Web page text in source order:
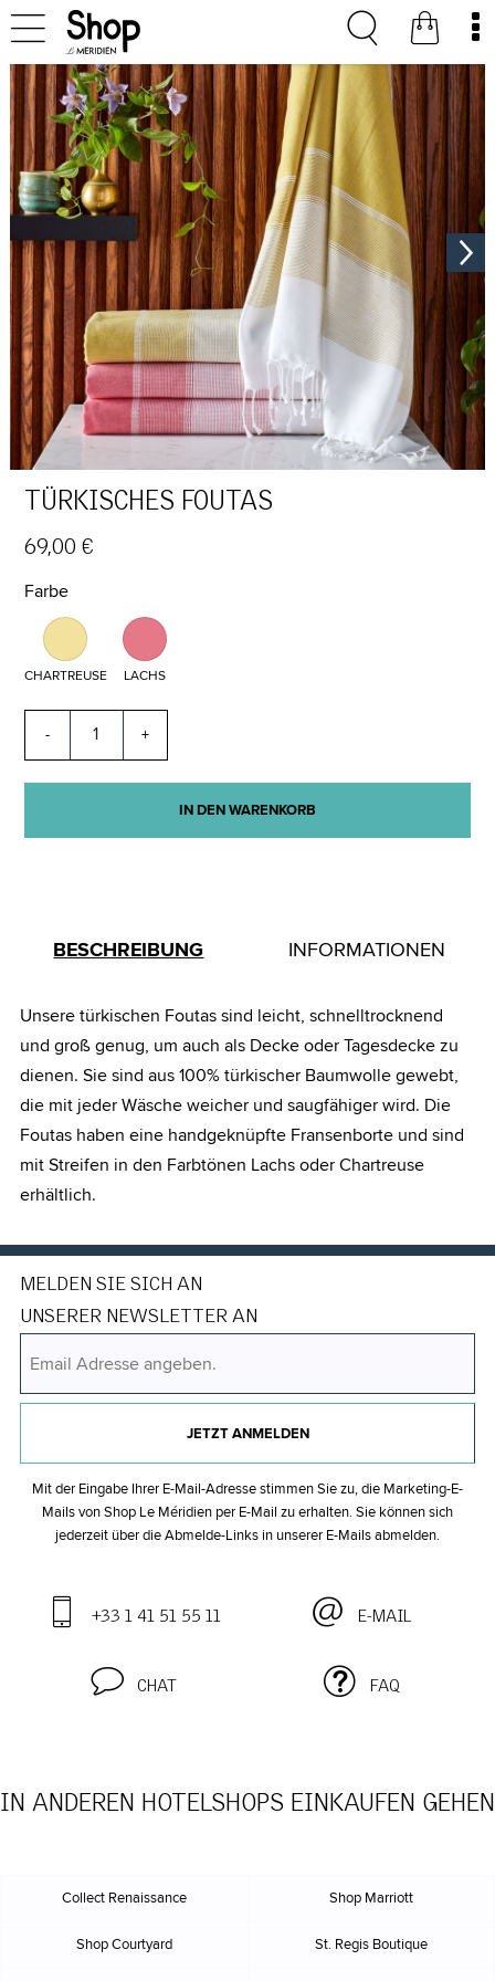
TÜRKISCHES FOUTAS
69,00 €
Farbe
CHARTREUSE LACHS
- +
IN DEN WARENKORB
BESCHREIBUNG INFORMATIONEN
Unsere türkischen Foutas sind leicht, schnelltrocknend
und groß genug, um auch als Decke oder Tagesdecke zu
dienen. Sie sind aus 100% türkischer Baumwolle gewebt,
die mit jeder Wäsche weicher und saugfähiger wird. Die
Foutas haben eine handgeknüpfte Fransenborte und sind
mit Streifen in den Farbtönen Lachs oder Chartreuse
erhältlich.
MELDEN SIE SICH AN
UNSERER NEWSLETTER AN
JETZT ANMELDEN
Mit der Eingabe Ihrer E-Mail-Adresse stimmen Sie zu, die Marketing-E-
Mails von Shop Le Méridien per E-Mail zu erhalten. Sie können sich
jederzeit über die Abmelde-Links in unserer E-Mails abmelden.
+33 1 41 51 55 11 E-MAIL
CHAT FAQ
IN ANDEREN HOTELSHOPS EINKAUFEN GEHEN
Collect Renaissance Shop Marriott
Shop Courtyard St. Regis Boutique